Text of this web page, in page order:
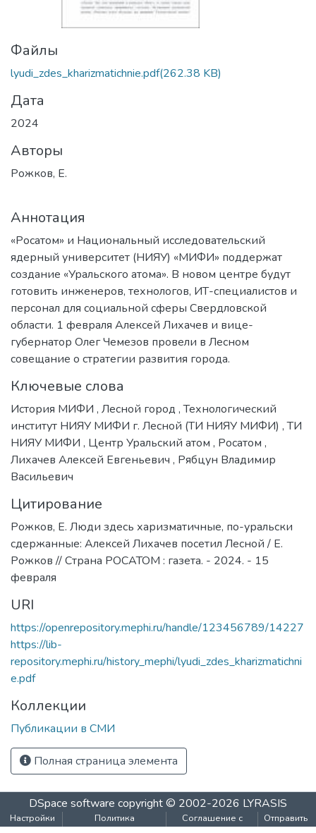
Файлы
lyudi_zdes_kharizmatichnie.pdf(262.38 KB)
Дата
2024
Авторы
Рожков, Е.
Аннотация
«Росатом» и Национальный исследовательский
ядерный университет (НИЯУ) «МИФИ» поддержат
создание «Уральского атома». В новом центре будут
готовить инженеров, технологов, ИТ-специалистов и
персонал для социальной сферы Свердловской
области. 1 февраля Алексей Лихачев и вице-
губернатор Олег Чемезов провели в Лесном
совещание о стратегии развития города.
Ключевые слова
История МИФИ , Лесной город ,Технологический
институт НИЯУ МИФИ г. Лесной (ТИ НИЯУ МИФИ) ,ТИ
НИЯУ МИФИ , Центр Уральский атом , Росатом ,
Лихачев Алексей Евгеньевич , Рябцун Владимир
Васильевич
Цитирование
Рожков, Е. Люди здесь харизматичные, по-уральски
сдержанные: Алексей Лихачев посетил Лесной / Е.
Рожков // Страна РОСАТОМ : газета. - 2024. - 15
февраля
URI
https://openrepository.mephi.ru/handle/123456789/14227
https://lib-
repository.mephi.ru/history_mephi/lyudi_zdes_kharizmatichni
e.pdf
Коллекции
Публикации в СМИ
Полная страница элемента
DSpace software copyright © 2002-2026 LYRASIS
Настройки
Политика
Соглашение с
Отправить